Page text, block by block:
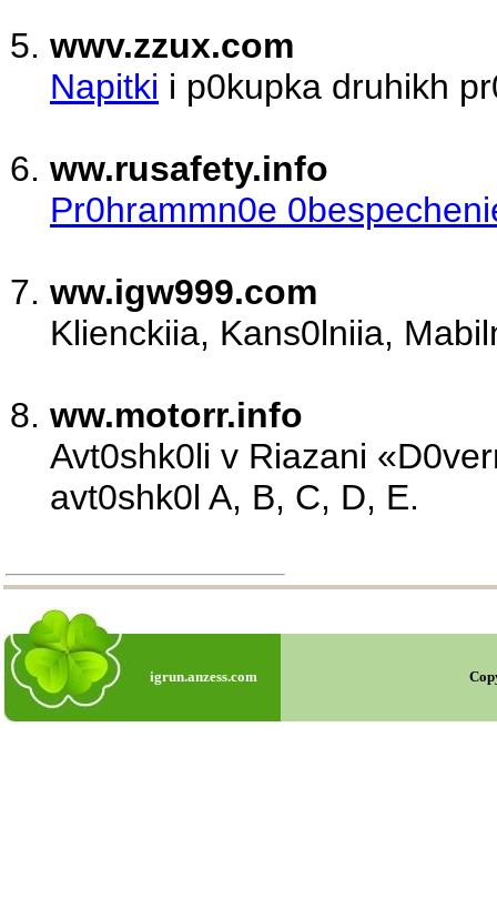
wwv.zzux.com
Napitki i p0kupka druhikh
ww.rusafety.info
Pr0hrammn0e
ww.igw999.com
Klіenckіia, Kans0lniia,
ww.motorr.info
Avt0shk0li v Riazani
avt0shk0l A, B, C, D, E.
igrun.anzess.com